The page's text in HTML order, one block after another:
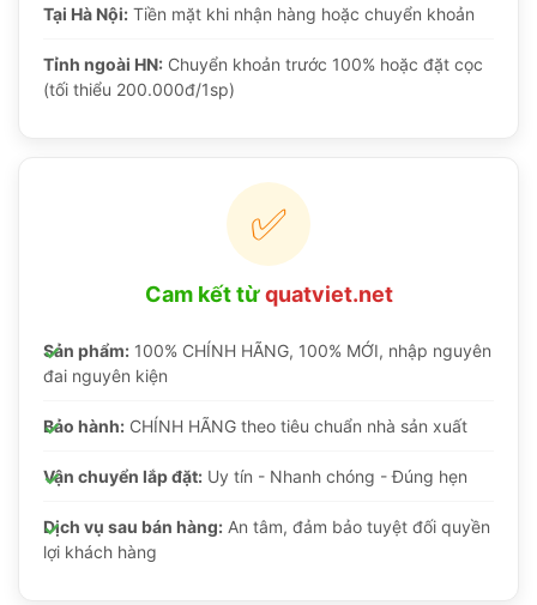
Tại Hà Nội: Tiền mặt khi nhận hàng hoặc chuyển khoản
Tỉnh ngoài HN: Chuyển khoản trước 100% hoặc đặt cọc
(tối thiểu 200.000đ/1sp)
✅
Cam kết từquatviet.net
Sản phẩm: 100% CHÍNH HÃNG, 100% MỚI, nhập nguyên
đai nguyên kiện
Bảo hành: CHÍNH HÃNG theo tiêu chuẩn nhà sản xuất
Vận chuyển lắp đặt: Uy tín - Nhanh chóng - Đúng hẹn
Dịch vụ sau bán hàng: An tâm, đảm bảo tuyệt đối quyền
lợi khách hàng